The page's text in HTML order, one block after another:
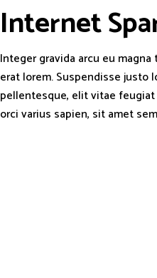
InternetSpa
Integer gravida arcu eu
erat lorem. Suspendisse justo
pellentesque, elit vitae feugiat
orci varius sapien, sit amet